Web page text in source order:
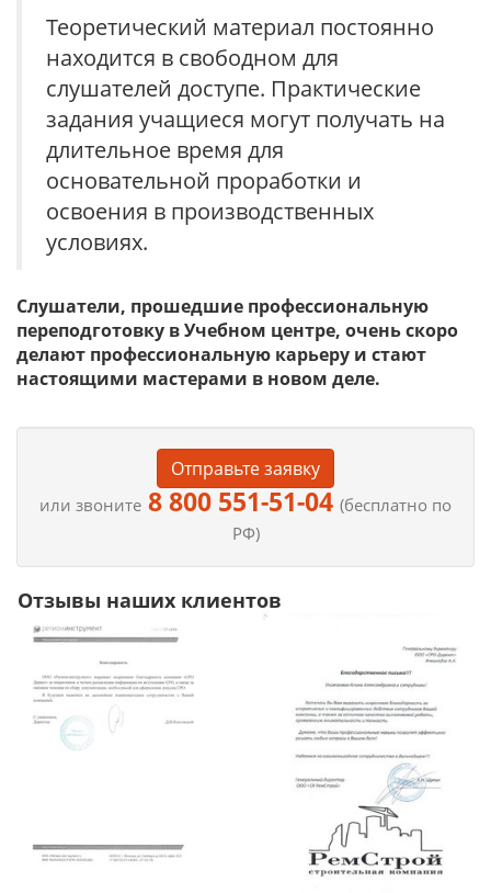
Теоретический материал постоянно
находится в свободном для
слушателей доступе. Практические
задания учащиеся могут получать на
длительное время для
основательной проработки и
освоения в производственных
условиях.
Слушатели, прошедшие профессиональную
переподготовку в Учебном центре, очень скоро
делают профессиональную карьеру и стают
настоящими мастерами в новом деле.
Отправьте заявку
или звоните 8 800 551-51-04 (бесплатно по
РФ)
Отзывы наших клиентов